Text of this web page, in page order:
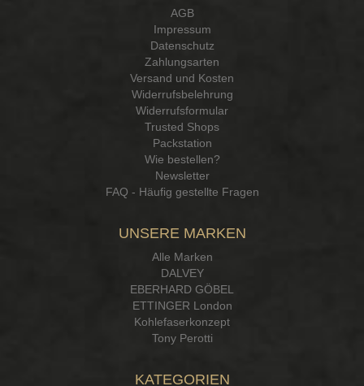
AGB
Impressum
Datenschutz
Zahlungsarten
Versand und Kosten
Widerrufsbelehrung
Widerrufsformular
Trusted Shops
Packstation
Wie bestellen?
Newsletter
FAQ - Häufig gestellte Fragen
UNSERE MARKEN
Alle Marken
DALVEY
EBERHARD GÖBEL
ETTINGER London
Kohlefaserkonzept
Tony Perotti
KATEGORIEN